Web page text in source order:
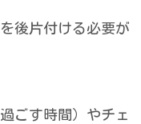
後片付ける必要が
ごす時間）やチェ